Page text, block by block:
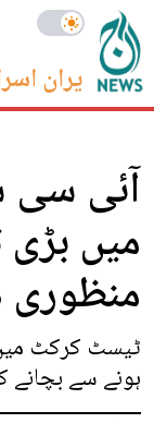
ایران
آئی سی
میں
ٹیسٹ کرکٹ
ہونے سے بچانے